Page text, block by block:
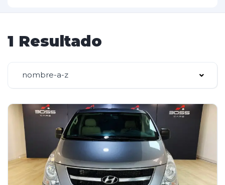
1 Resultado
nombre-a-z